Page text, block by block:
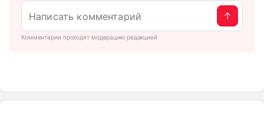
Комментарии проходят модерацию редакцией